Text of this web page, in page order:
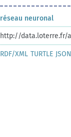
réseau neuronal
http://data.loterre.fr/
RDF/XML TURTLE